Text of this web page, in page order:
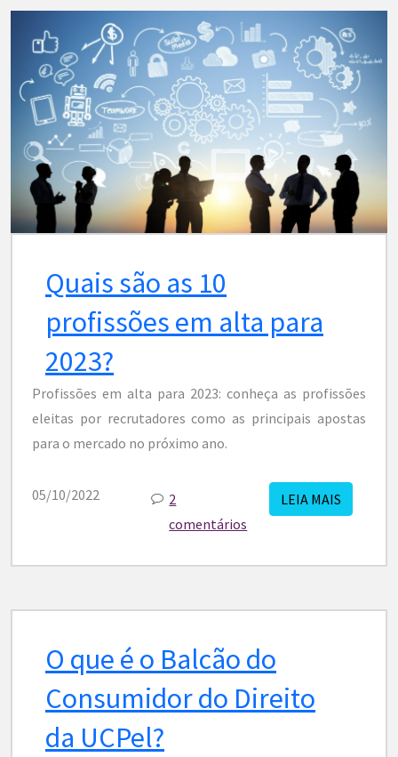
Quais são as 10
profissões em alta para
2023?
Profissões em alta para 2023: conheça as profissões
eleitas por recrutadores como as principais apostas
para o mercado no próximo ano.
05/10/2022
2
comentários
LEIA MAIS
O que é o Balcão do
Consumidor do Direito
da UCPel?